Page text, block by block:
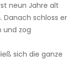
neun Jahre alt
Danach schloss er
und zog
sich die ganze